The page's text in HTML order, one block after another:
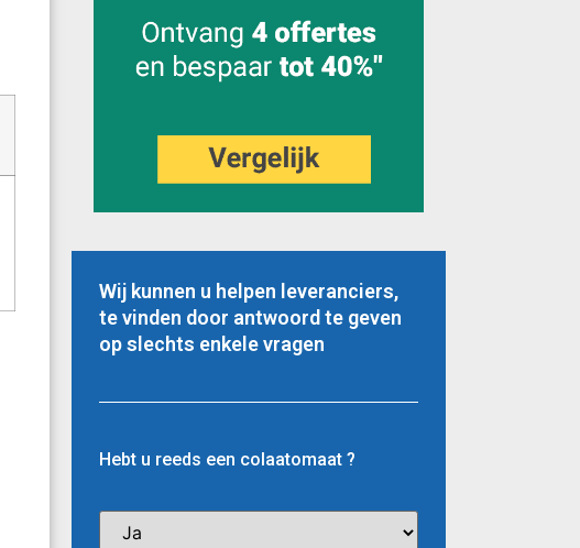
Wij kunnen u helpen leveranciers,
te vinden door antwoord te geven
op slechts enkele vragen
Hebt u reeds een colaatomaat ?